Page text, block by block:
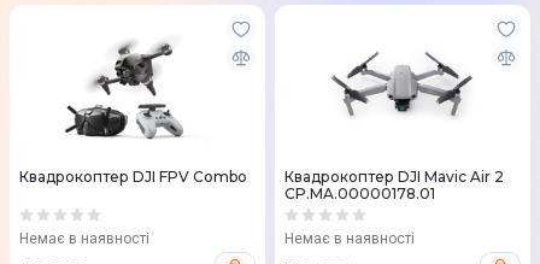
Квадрокоптер DJI FPV Combo
Немає в наявності
Квадрокоптер DJI Mavic Air 2
CP.MA.00000178.01
Немає в наявності